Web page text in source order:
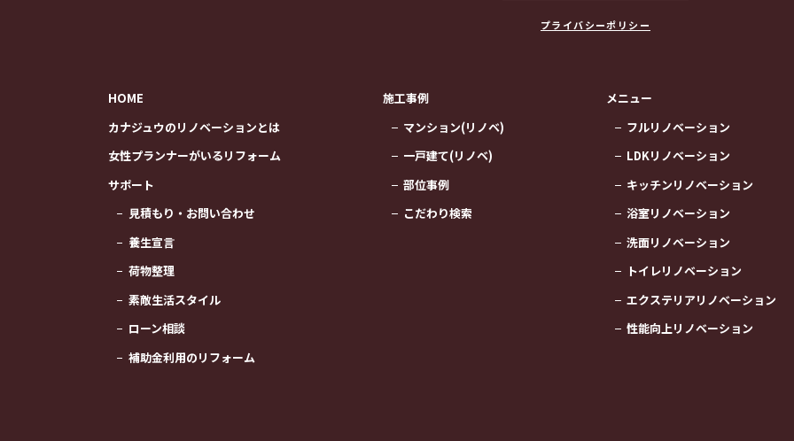
プライバシーポリシー
HOME
カナジュウのリノベーションとは
女性プランナーがいるリフォーム
サポート
見積もり・お問い合わせ
養生宣言
荷物整理
素敵生活スタイル
ローン相談
補助金利用のリフォーム
施工事例
マンション(リノベ)
一戸建て(リノベ)
部位事例
こだわり検索
メニュー
フルリノベーション
LDKリノベーション
キッチンリノベーション
浴室リノベーション
洗面リノベーション
トイレリノベーション
エクステリアリノベーション
性能向上リノベーション